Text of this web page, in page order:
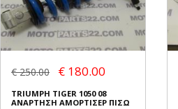
€ 250.00 € 180.00
TRIUMPH TIGER 1050 08
ΑΝΑΡΤΗΣΗ ΑΜΟΡΤΙΣΕΡ ΠΙΣΩ